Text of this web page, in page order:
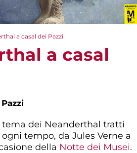
a casal dei Pazzi
a casal
dei Neanderthal tratti
tempo, da Jules Verne a
della Notte dei Musei.